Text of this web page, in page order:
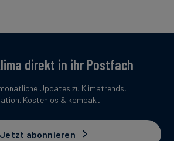
direkt in ihr Postfach
Updates zu Klimatrends,
Kostenlos & kompakt.
Jetzt abonnieren